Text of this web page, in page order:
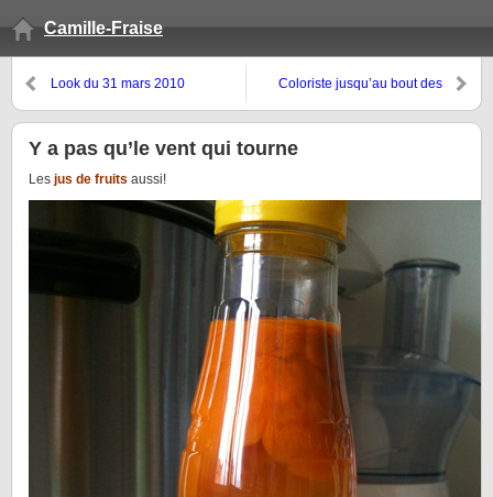
Camille-Fraise
Look du 31 mars 2010
Coloriste jusqu’au bout des
Y a pas qu’le vent qui tourne
Les jus de fruits aussi!